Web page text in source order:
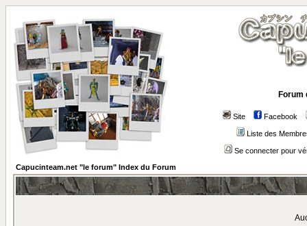
Forum
Site Facebook
Liste des
Se connecter pour
Capucinteam.net "le forum" Index du Forum